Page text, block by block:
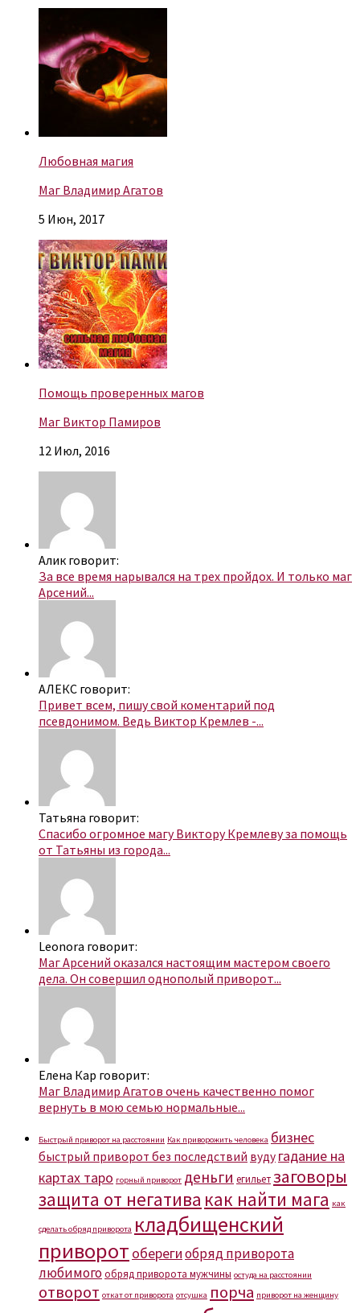
Любовная магия
Маг Владимир Агатов
5 Июн, 2017
Помощь проверенных магов
Маг Виктор Памиров
12 Июл, 2016
Алик говорит:
За все время нарывался на трех пройдох. И только маг
Арсений...
АЛЕКС говорит:
Привет всем, пишу свой коментарий под
псевдонимом. Ведь Виктор Кремлев -...
Татьяна говорит:
Спасибо огромное магу Виктору Кремлеву за помощь
от Татьяны из города...
Leonora говорит:
Маг Арсений оказался настоящим мастером своего
дела. Он совершил однополый приворот...
Елена Кар говорит:
Маг Владимир Агатов очень качественно помог
вернуть в мою семью нормальные...
Быстрый приворот на расстоянии Как приворожить человека бизнес
быстрый приворот без последствий вуду гадание на
картах таро горный приворот деньги егильетзаговоры
защита от негатива как найти мага как
сделать обряд приворота кладбищенский
приворот оберегиобряд приворота
любимогообряд приворота мужчины остуда на расстоянии
отворот откат от приворота отсушка порча приворот на женщину